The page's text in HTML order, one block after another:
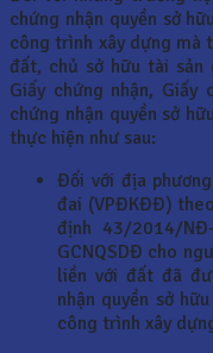
chứng nhận quyền sở
công trình xây dựng mà
đất, chủ sở hữu tài
Giấy chứng nhận, Giấy
chứng nhận quyền sở
thực hiện như sau:
Đối với địa
đai (VPĐKĐĐ)
định 43/2014/
GCNQSDĐ cho
liền với đất đã
nhận quyền sở
công trình xây